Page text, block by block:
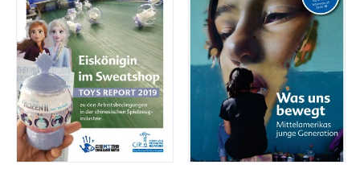
Die
Optionen
können
auf
der
Produktseite
gewählt
werden